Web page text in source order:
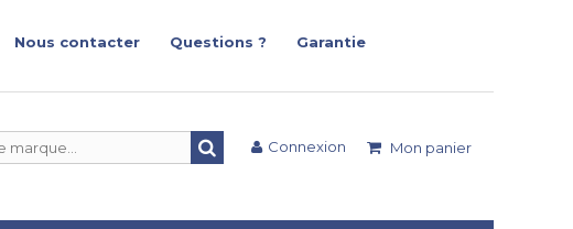
Nous contacter Questions ?
Garantie
Mon panier
Connexion